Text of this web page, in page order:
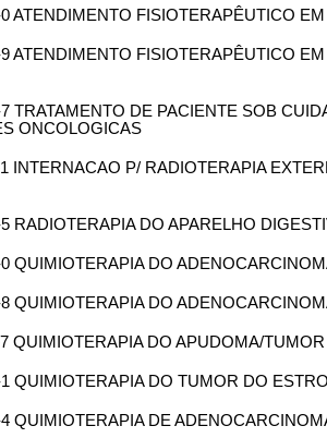
ATENDIMENTO FISIOTERAPÊUTICO
ATENDIMENTO FISIOTERAPÊUTICO
TRATAMENTO DE PACIENTE SOB
ONCOLOGICAS
INTERNACAO P/ RADIOTERAPIA
RADIOTERAPIA DO APARELHO
QUIMIOTERAPIA DO
QUIMIOTERAPIA DO
QUIMIOTERAPIA DO APUDOMA/
QUIMIOTERAPIA DO TUMOR DO
QUIMIOTERAPIA DE